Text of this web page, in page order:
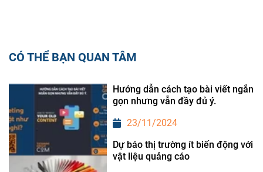
CÓ THỂ BẠN QUAN TÂM
Hướng dẫn cách tạo bài viết ngắn
gọn nhưng vẫn đầy đủ ý.
23/11/2024
Dự báo thị trường ít biến động với
vật liệu quảng cáo